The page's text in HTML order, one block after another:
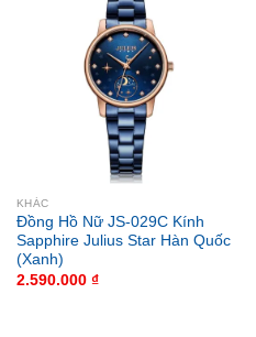
KHÁC
Đồng Hồ Nữ JS-029C Kính
Sapphire Julius Star Hàn Quốc
(Xanh)
2.590.000 ₫